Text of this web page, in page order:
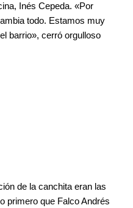
Inés Cepeda. «Por
todo. Estamos muy
barrio», cerró orgulloso
de la canchita eran las
primero que Falco Andrés